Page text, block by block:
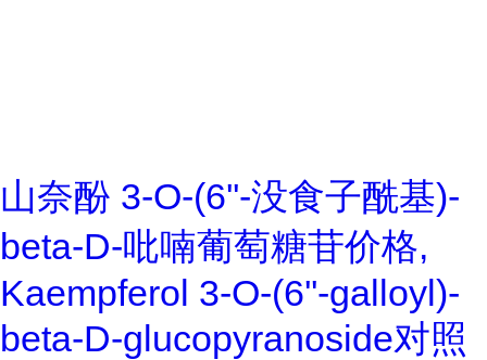
山奈酚 3-O-(6''-没食子酰基)-
beta-D-吡喃葡萄糖苷价格,
Kaempferol 3-O-(6''-galloyl)-
beta-D-glucopyranoside对照